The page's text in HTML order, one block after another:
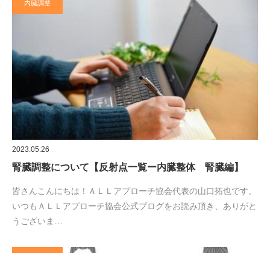
内臓調整
2023.05.26
腎臓調整について【反射点一覧ー内臓整体 腎臓編】
皆さんこんにちは！ＡＬＬアプローチ協会代表の山口拓也です。
いつもＡＬＬアプローチ協会公式ブログをお読み頂き、ありがと
うございま…